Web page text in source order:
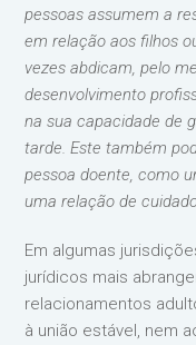
pessoas assumem a
em relação aos filhos
vezes abdicam, pelo
desenvolvimento
na sua capacidade de
tarde. Este também
pessoa doente, como
uma relação de
Em algumas
jurídicos mais
relacionamentos
à união estável, nem